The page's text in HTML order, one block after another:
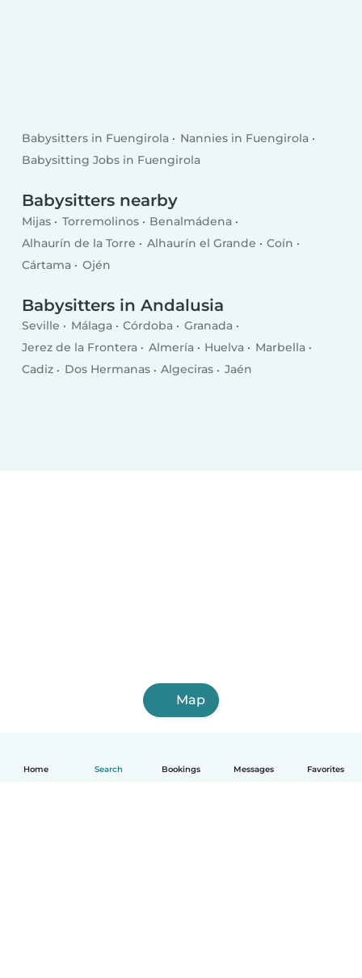
Home Search Bookings Messages Favorites
Babysitters in Fuengirola
Nannies in Fuengirola
Babysitting Jobs in Fuengirola
Babysitters nearby
Mijas Torremolinos
Benalmádena
Alhaurín de la Torre
Alhaurín el Grande
Coín
Cártama
Ojén
Babysitters in Andalusia
Seville Málaga Córdoba
Granada
Jerez de la Frontera
Almería Huelva
Marbella
Cadiz
Dos Hermanas Algeciras Jaén
Map